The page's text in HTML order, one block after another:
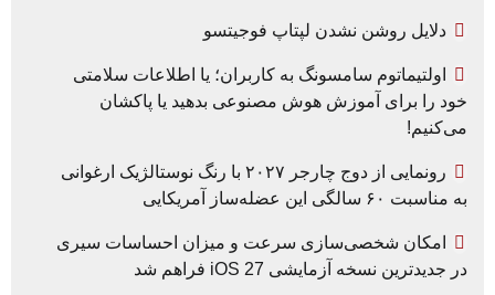
دلایل روشن نشدن لپتاپ فوجیتسو
اولتیماتوم سامسونگ به کاربران؛ یا اطلاعات سلامتی
خود را برای آموزش هوش مصنوعی بدهید یا پاکشان
می‌کنیم!
رونمایی از دوج چارجر ۲۰۲۷ با رنگ نوستالژیک ارغوانی
به مناسبت ۶۰ سالگی این عضله‌ساز آمریکایی
امکان شخصی‌سازی سرعت و میزان احساسات سیری
در جدیدترین نسخه آزمایشی iOS 27 فراهم شد